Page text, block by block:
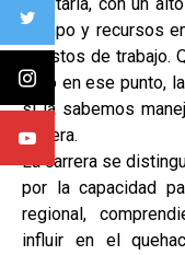
tributaria, con un
tiempo y recursos
puestos de trabajo.
todo en ese punto,
si la sabemos
carrera.
La carrera se
por la capacidad
regional,
influir en el